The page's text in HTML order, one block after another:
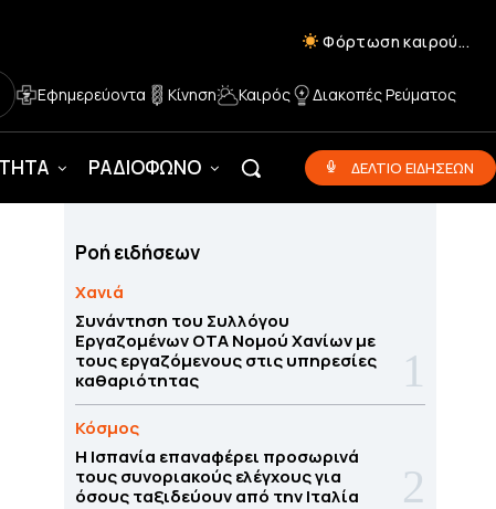
Φόρτωση καιρού...
Εφημερεύοντα Κίνηση Καιρός Διακοπές Ρεύματος
ΡΑΔΙΟΦΩΝΟ ΔΕΛΤΙΟ ΕΙΔΗΣΕΩΝ
Ροή ειδήσεων
Χανιά
Συνάντηση του Συλλόγου
Εργαζομένων ΟΤΑ Νομού Χανίων με
τους εργαζόμενους στις υπηρεσίες
καθαριότητας
Κόσμος
Η Ισπανία επαναφέρει προσωρινά
τους συνοριακούς ελέγχους για
όσους ταξιδεύουν από την Ιταλία